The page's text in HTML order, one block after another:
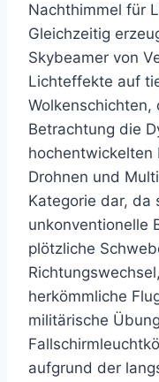
Nachthimmel für
Gleichzeitig
Skybeamer von
Lichteffekte auf
Betrachtung die
hochentwickelten
Drohnen und
Kategorie dar, da
unkonventionelle
plötzliche
herkömmliche
militärische
aufgrund der